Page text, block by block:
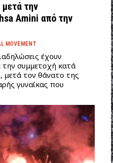
την
Amini από την
MOVEMENT
έχουν
την συμμετοχή κατά
μετά τον θάνατο της
γυναίκας που